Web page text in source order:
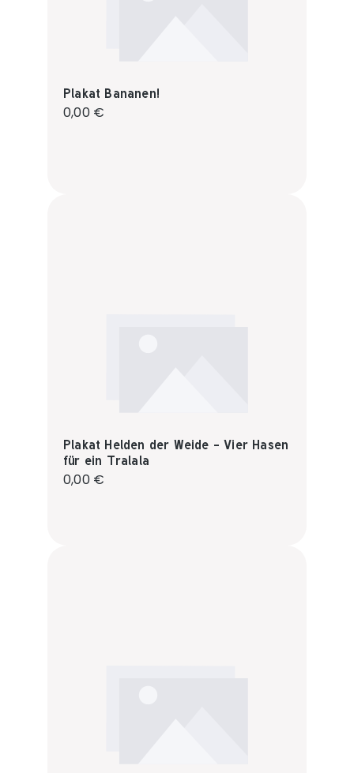
Plakat Bananen!
Regulärer Preis:
0,00 €
Plakat Helden der Weide - Vier Hasen
für ein Tralala
Regulärer Preis:
0,00 €